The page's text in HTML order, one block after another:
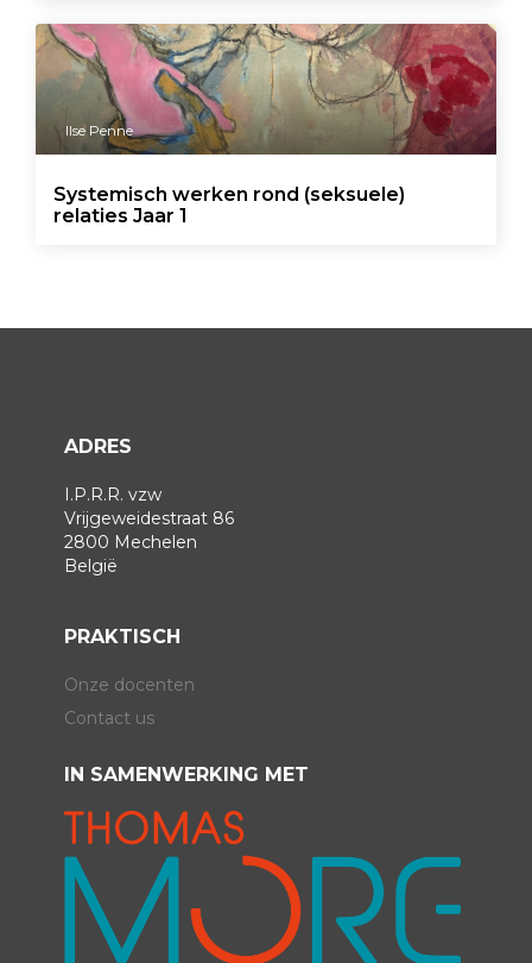
Ilse Penne
Systemisch werken rond (seksuele)
relaties Jaar 1
ADRES
I.P.R.R. vzw
Vrijgeweidestraat 86
2800 Mechelen
België
PRAKTISCH
Onze docenten
Contact us
IN SAMENWERKING MET